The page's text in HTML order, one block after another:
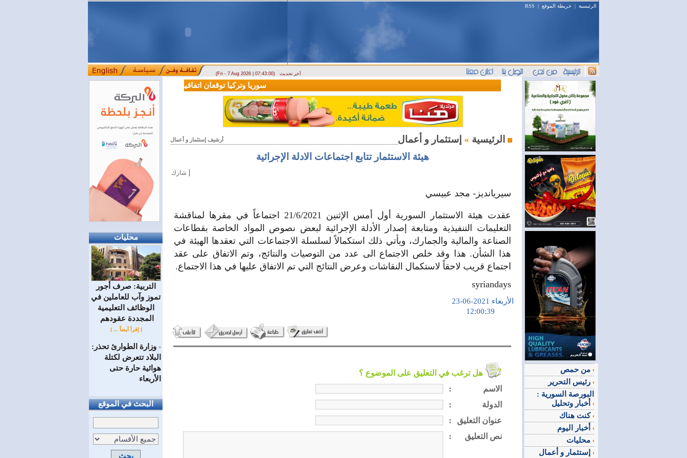
الرئيسية | خريطة الموقع |
RSS
(Fri - 7 Aug 2026 | 07:43:00) آخر تحديث
محليات
التربية: صرف أجور
تموز وآب للعاملين في
الوظائف ‏التعليمية
المجددة عقودهم ‏
[ إقرأ أيضاً ... ]
= وزارة الطوارئ تحذر:
البلاد تتعرض لكتلة
هوائية حارة حتى
الأربعاء
البحث في الموقع
سوريا وتركيا توقعان اتفاقية تعاون في مجالي التعليم العالي والبحث العلمي
أرشيف إستثمار و أعمال الرئيسية »
هيئة الاستثمار تتابع اجتماعات الادلة الإجرائية
شارك |
سيريانديز- مجد عبيسي
عقدت هيئة الاستثمار السورية أول أمس الإثنين 21/6/2021 اجتماعاً في مقرها لمناقشة
التعليمات التنفيذية ومتابعة إصدار الأدلة الإجرائية لبعض نصوص المواد الخاصة بقطاعات
الصناعة والمالية والجمارك، ويأتي ذلك استكمالاً لسلسلة الاجتماعات التي تعقدها الهيئة في
هذا الشأن. هذا وقد خلص الاجتماع الى عدد من التوصيات والنتائج، وتم الاتفاق على عقد
اجتماع قريب لاحقاً لاستكمال النقاشات وعرض النتائج التي تم الاتفاق عليها في هذا الاجتماع.
syriandays
الأربعاء 2021-06-23
هل ترغب في التعليق على الموضوع ؟
:
الاسم
:
الدولة
:
عنوان التعليق
:
نص التعليق
البورصة السورية :
كنت هناك